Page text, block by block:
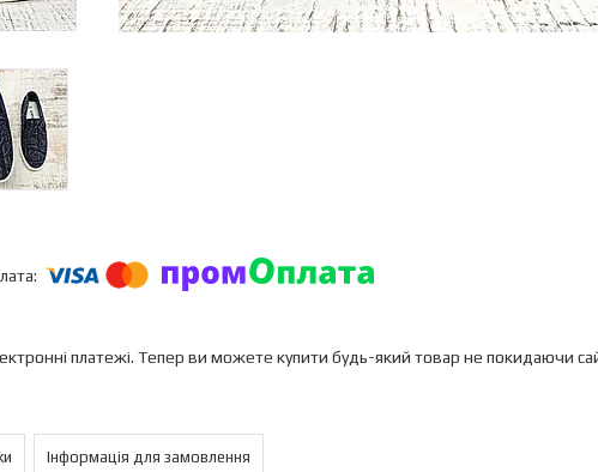
платежі. Тепер ви можете купити будь-який товар не покидаючи
Інформація для замовлення